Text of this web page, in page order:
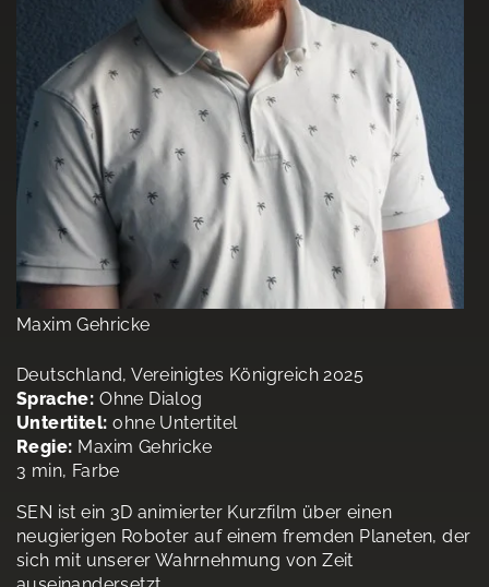
Maxim Gehricke
Deutschland, Vereinigtes Königreich 2025
Sprache: Ohne Dialog
Untertitel: ohne Untertitel
Regie: Maxim Gehricke
3 min, Farbe
SEN ist ein 3D animierter Kurzfilm über einen
neugierigen Roboter auf einem fremden Planeten, der
sich mit unserer Wahrnehmung von Zeit